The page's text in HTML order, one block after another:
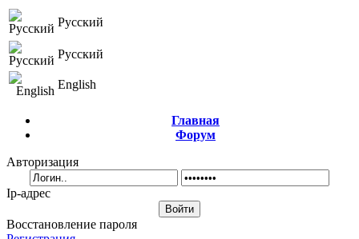
Русский
Русский
English
Главная
Форум
Авторизация
Ip-адрес
Восстановление пароля